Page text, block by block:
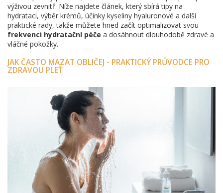
výživou zevnitř. Níže najdete článek, který sbírá tipy na
hydrataci, výběr krémů, účinky kyseliny hyaluronové a další
praktické rady, takže můžete hned začít optimalizovat svou
frekvenci hydratační péče a dosáhnout dlouhodobě zdravé a
vláčné pokožky.
JAK ČASTO MAZAT OBLIČEJ - PRAKTICKÝ PRŮVODCE PRO
ZDRAVOU PLEŤ